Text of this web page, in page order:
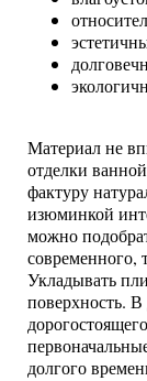
Материал не
отделки
фактуру
изюминкой
можно
современного,
Укладывать
поверхность.
долгого